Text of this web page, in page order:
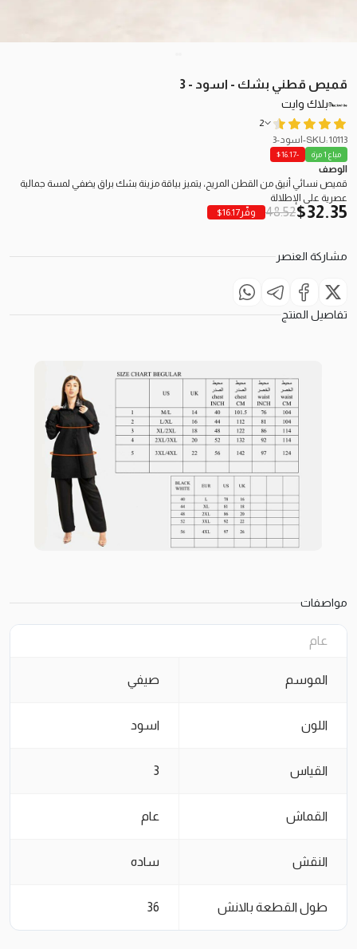
قميص قطني بشك - اسود - 3
بلاك وايت
2
SKU: 10113-اسود-3
مباع 1 مرة -16.17
$
الوصف
قميص نسائي أنيق من القطن المريح، يتميز بياقة مزينة بشك براق يضفي لمسة جمالية
عصرية على الإطلالة
وفّر 16.17
$ 48.52 32.35
$
مشاركة العنصر
تفاصيل المنتج
مواصفات
عام
الموسم صيفي
اللون اسود
القياس 3
القماش عام
النقش ساده
طول القطعة بالانش 36